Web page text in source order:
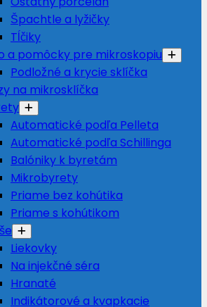
Špachtle a lyžičky
Tĺčiky
a pomôcky pre mikroskopiu
Podložné a krycie sklíčka
na mikrosklíčka
Automatické podľa Pelleta
Automatické podľa Schillinga
Balóniky k byretám
Mikrobyrety
Priame bez kohútika
Priame s kohútikom
Liekovky
Na injekčné séra
Hranaté
Indikátorové a kvapkacie